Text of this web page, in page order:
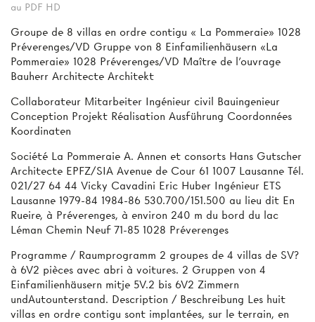
au PDF HD
Groupe de 8 villas en ordre contigu « La Pommeraie» 1028
Préverenges/VD Gruppe von 8 Einfamilienhäusern «La
Pommeraie» 1028 Préverenges/VD Maître de l'ouvrage
Bauherr Architecte Architekt
Collaborateur Mitarbeiter Ingénieur civil Bauingenieur
Conception Projekt Réalisation Ausführung Coordonnées
Koordinaten
Société La Pommeraie A. Annen et consorts Hans Gutscher
Architecte EPFZ/SIA Avenue de Cour 61 1007 Lausanne Tél.
021/27 64 44 Vicky Cavadini Eric Huber Ingénieur ETS
Lausanne 1979-84 1984-86 530.700/151.500 au lieu dit En
Rueire, à Préverenges, à environ 240 m du bord du lac
Léman Chemin Neuf 71-85 1028 Préverenges
Programme / Raumprogramm 2 groupes de 4 villas de SV?
à 6V2 pièces avec abri à voitures. 2 Gruppen von 4
Einfamilienhäusern mitje 5V.2 bis 6V2 Zimmern
undAutounterstand. Description / Beschreibung Les huit
villas en ordre contigu sont implantées, sur le terrain, en